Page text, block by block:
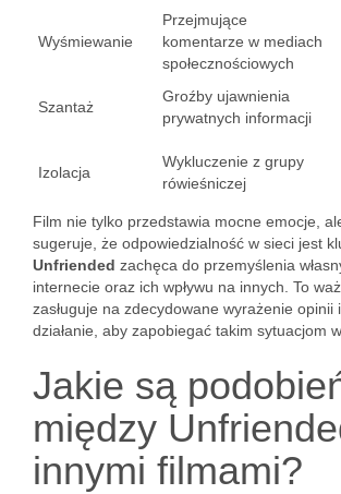
Wyśmiewanie
Przejmujące
komentarze w mediach
społecznościowych
Szantaż
Groźby ujawnienia
prywatnych informacji
Izolacja
Wykluczenie z grupy
rówieśniczej
Film nie tylko przedstawia mocne emocje,
sugeruje, że odpowiedzialność w sieci jest
Unfriended zachęca do przemyślenia
internecie oraz ich wpływu na innych. To
zasługuje na zdecydowane wyrażenie opinii
działanie, aby zapobiegać takim sytuacjom w
Jakie są
między
innymi filmami?